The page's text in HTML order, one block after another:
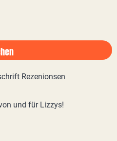
und für Lizzys!